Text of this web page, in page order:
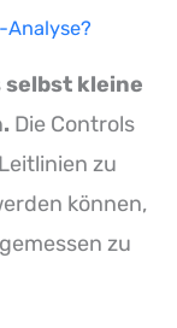
Analyse?
selbst kleine
Die Controls
zu
können,
zu